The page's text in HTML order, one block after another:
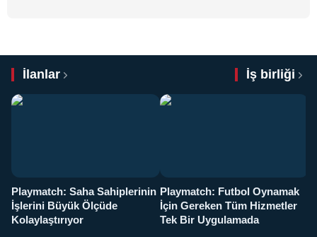
İlanlar İş birliği
Playmatch: Saha Sahiplerinin
İşlerini Büyük Ölçüde
Kolaylaştırıyor
Playmatch: Futbol Oynamak
İçin Gereken Tüm Hizmetler
Tek Bir Uygulamada